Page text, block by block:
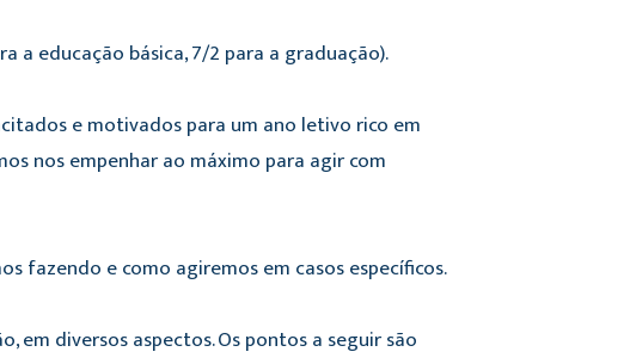
a educação básica, 7/2 para a graduação).
e motivados para um ano letivo rico em
nos empenhar ao máximo para agir com
fazendo e como agiremos em casos específicos.
em diversos aspectos. Os pontos a seguir são